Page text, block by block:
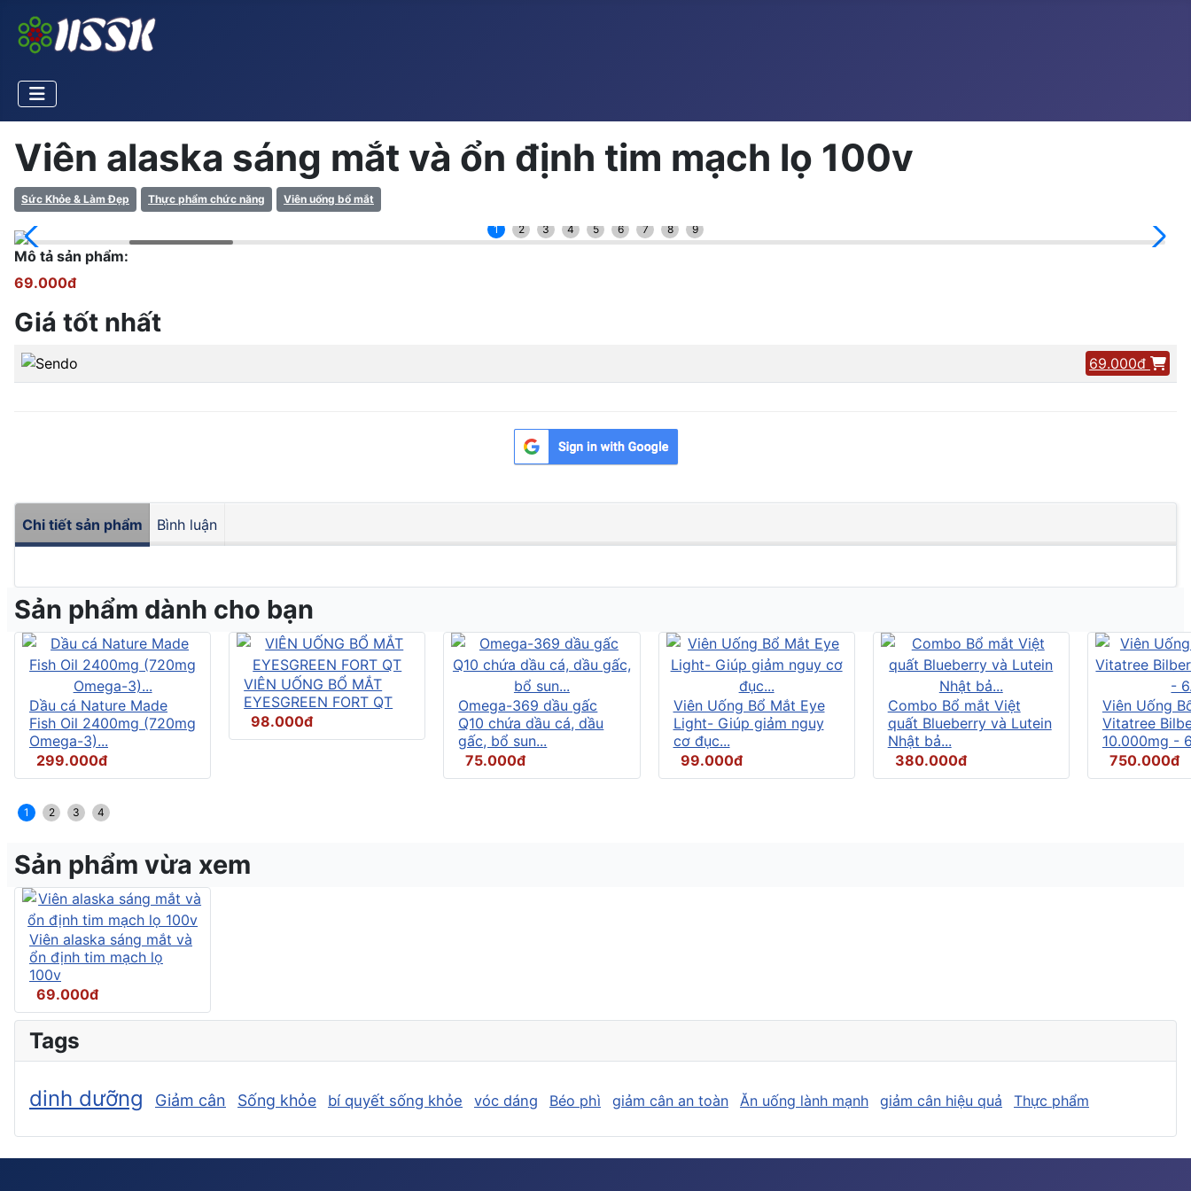
Viên alaska sáng mắt và ổn định tim mạch lọ 100v
Sức Khỏe & Làm Đẹp Thực phẩm chức năng Viên uống bổ mắt
1 2 3 4 5 6 7 8 9
Mô tả sản phẩm:
69.000đ
Giá tốt nhất
69.000đ
Chi tiết sản phẩm Bình luận
Sản phẩm dành cho bạn
Dầu cá Nature Made
Fish Oil 2400mg (720mg
Omega-3)...
299.000đ
VIÊN UỐNG BỔ MẮT
EYESGREEN FORT QT
98.000đ
Omega-369 dầu gấc
Q10 chứa dầu cá, dầu
gấc, bổ sun...
75.000đ
Viên Uống Bổ Mắt Eye
Light- Giúp giảm nguy
cơ đục...
99.000đ
Combo Bổ mắt Việt
quất Blueberry và Lutein
Nhật bả...
380.000đ
Viên Uống
Vitatree
10.000mg -
750.000đ
1 2 3 4
Sản phẩm vừa xem
Viên alaska sáng mắt và
ổn định tim mạch lọ
100v
69.000đ
Tags
dinh dưỡng Giảm cân Sống khỏe bí quyết sống khỏe vóc dáng Béo phì giảm cân an toàn Ăn uống lành mạnh giảm cân hiệu quả Thực phẩm